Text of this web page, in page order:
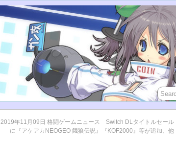
2019年11月09日 格闘ゲームニュース Switch DLタイトルセール
に『アケアカNEOGEO 餓狼伝説』『KOF2000』等が追加、他